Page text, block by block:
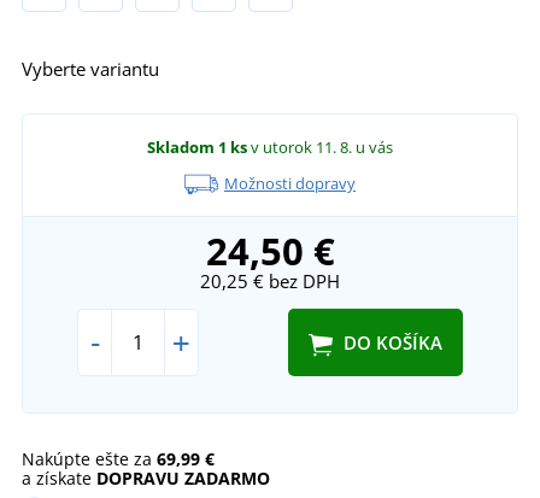
Vyberte variantu
Skladom 1 ksv utorok 11. 8. u vás
Možnosti dopravy
24,50 €
20,25 € bez DPH
- + DO KOŠÍKA
Nakúpte ešte za 69,99 €
a získate DOPRAVU ZADARMO